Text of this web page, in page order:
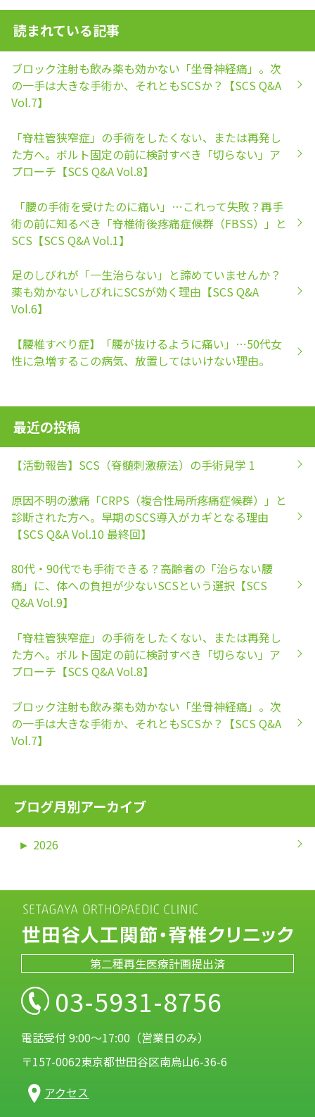
読まれている記事
ブロック注射も飲み薬も効かない「坐骨神経痛」。次
の一手は大きな手術か、それともSCSか？【SCS Q&A
Vol.7】
「脊柱管狭窄症」の手術をしたくない、または再発し
た方へ。ボルト固定の前に検討すべき「切らない」ア
プローチ【SCS Q&A Vol.8】
「腰の手術を受けたのに痛い」…これって失敗？再手
術の前に知るべき「脊椎術後疼痛症候群（FBSS）」と
SCS【SCS Q&A Vol.1】
足のしびれが「一生治らない」と諦めていませんか？
薬も効かないしびれにSCSが効く理由【SCS Q&A
Vol.6】
【腰椎すべり症】「腰が抜けるように痛い」…50代女
性に急増するこの病気、放置してはいけない理由。
最近の投稿
【活動報告】SCS（脊髄刺激療法）の手術見学 1
原因不明の激痛「CRPS（複合性局所疼痛症候群）」と
診断された方へ。早期のSCS導入がカギとなる理由
【SCS Q&A Vol.10 最終回】
80代・90代でも手術できる？高齢者の「治らない腰
痛」に、体への負担が少ないSCSという選択【SCS
Q&A Vol.9】
「脊柱管狭窄症」の手術をしたくない、または再発し
た方へ。ボルト固定の前に検討すべき「切らない」ア
プローチ【SCS Q&A Vol.8】
ブロック注射も飲み薬も効かない「坐骨神経痛」。次
の一手は大きな手術か、それともSCSか？【SCS Q&A
Vol.7】
ブログ月別アーカイブ
► 2026
第二種再生医療計画提出済
03-5931-8756
電話受付 9:00～17:00（営業日のみ）
〒157-0062東京都世田谷区南烏山6-36-6
アクセス